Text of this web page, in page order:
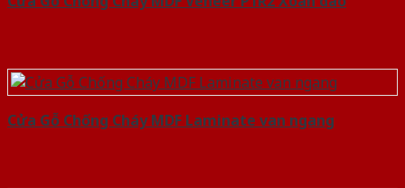
Cửa Gỗ Chống Cháy MDF Laminate van ngang